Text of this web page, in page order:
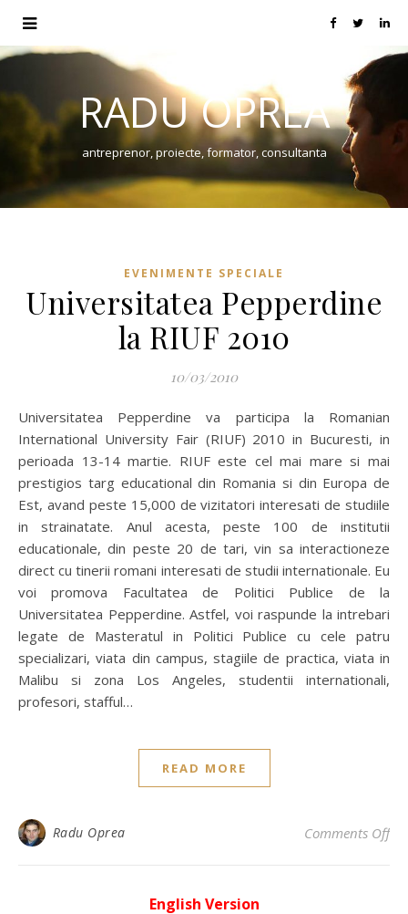
RADU OPREA
antreprenor, proiecte, formator, consultanta
EVENIMENTE SPECIALE
Universitatea Pepperdine
la RIUF 2010
10/03/2010
Universitatea Pepperdine va participa la Romanian
International University Fair (RIUF) 2010 in Bucuresti, in
perioada 13-14 martie. RIUF este cel mai mare si mai
prestigios targ educational din Romania si din Europa de
Est, avand peste 15,000 de vizitatori interesati de studiile
in strainatate. Anul acesta, peste 100 de institutii
educationale, din peste 20 de tari, vin sa interactioneze
direct cu tinerii romani interesati de studii internationale. Eu
voi promova Facultatea de Politici Publice de la
Universitatea Pepperdine. Astfel, voi raspunde la intrebari
legate de Masteratul in Politici Publice cu cele patru
specializari, viata din campus, stagiile de practica, viata in
Malibu si zona Los Angeles, studentii internationali,
profesori, stafful…
READ MORE
Radu Oprea Comments Offon
English Version